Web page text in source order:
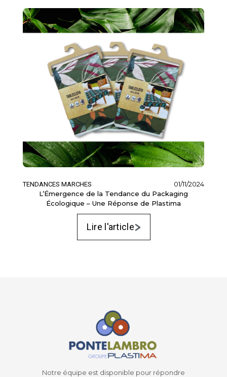
TENDANCES MARCHES
01/11/2024
L’Émergence de la Tendance du Packaging
Écologique – Une Réponse de Plastima
Lire l'article
Notre équipe est disponible pour répondre